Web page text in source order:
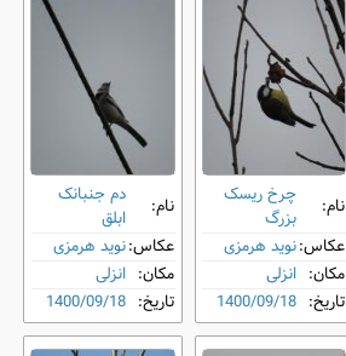
نام:
چرخ ‌ریسک
بزرگ
عکاس:نوید هرمزی
مکان: انزلی
تاریخ: 1400/09/18
نام:
دم‌ جنبانک
ابلق
عکاس:نوید هرمزی
مکان: انزلی
تاریخ: 1400/09/18